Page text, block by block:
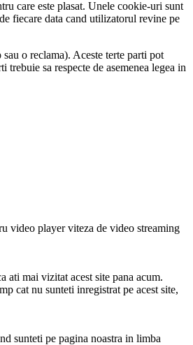
care este plasat. Unele cookie-uri sunt
fiecare data cand utilizatorul revine pe
o reclama). Aceste terte parti pot
sa respecte de asemenea legea in
video player viteza de video streaming
ati mai vizitat acest site pana acum.
cat nu sunteti inregistrat pe acest site,
sunteti pe pagina noastra in limba